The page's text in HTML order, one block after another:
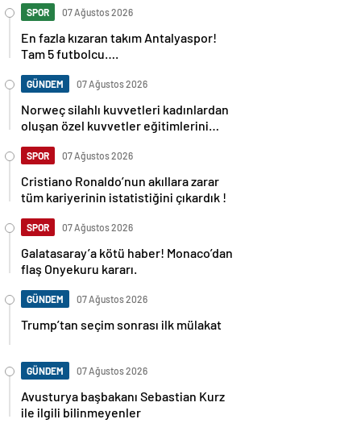
SPOR 07 Ağustos 2026
En fazla kızaran takım Antalyaspor!
Tam 5 futbolcu….
GÜNDEM 07 Ağustos 2026
Norweç silahlı kuvvetleri kadınlardan
oluşan özel kuvvetler eğitimlerini
SPOR 07 Ağustos 2026
Cristiano Ronaldo’nun akıllara zarar
tüm kariyerinin istatistiğini çıkardık !
SPOR 07 Ağustos 2026
Galatasaray’a kötü haber! Monaco’dan
flaş Onyekuru kararı.
GÜNDEM 07 Ağustos 2026
Trump’tan seçim sonrası ilk mülakat
GÜNDEM 07 Ağustos 2026
Avusturya başbakanı Sebastian Kurz
ile ilgili bilinmeyenler